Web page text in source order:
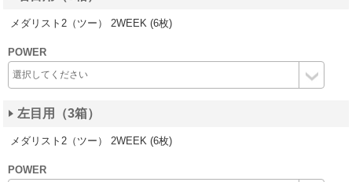
メダリスト2（ツー） 2WEEK (6枚)
POWER
左目用（3箱）
メダリスト2（ツー） 2WEEK (6枚)
POWER